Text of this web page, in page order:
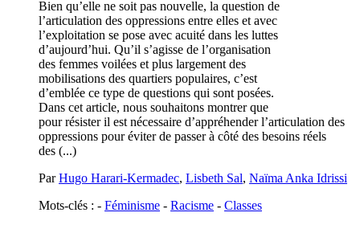
Bien qu’elle ne soit pas nouvelle, la question de
l’articulation des oppressions entre elles et avec
l’exploitation se pose avec acuité dans les luttes
d’aujourd’hui. Qu’il s’agisse de l’organisation
des femmes voilées et plus largement des
mobilisations des quartiers populaires, c’est
d’emblée ce type de questions qui sont posées.
Dans cet article, nous souhaitons montrer que
pour résister il est nécessaire d’appréhender l’articulation des
oppressions pour éviter de passer à côté des besoins réels
des (...)
ParHugo Harari-Kermadec, Lisbeth Sal, Naïma Anka Idrissi
Mots-clés : - Féminisme - Racisme - Classes